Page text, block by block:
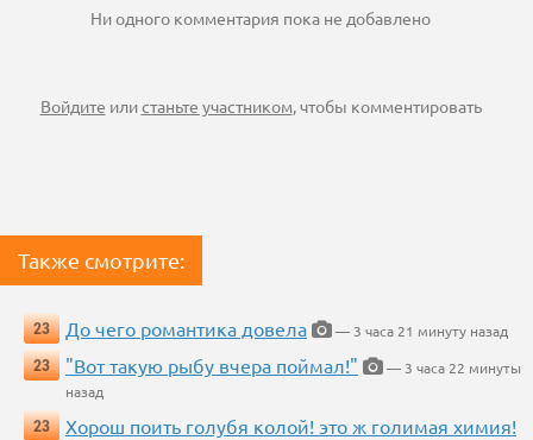
Ни одного комментария пока не добавлено
Войдите илистаньте участником, чтобы комментировать
Также смотрите:
23 До чего романтика довела
— 3 часа 21 минуту назад
23
"Вот такую рыбу вчера поймал!"
— 3 часа 22 минуты
назад
23
Хорош поить голубя колой! это ж голимая химия!